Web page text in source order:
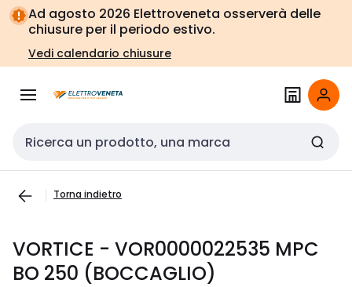
Vai alla
navigazione
Vai
alla
pagina
Ad agosto 2026 Elettroveneta osserverà delle
chiusure per il periodo estivo.
Vedi calendario chiusure
Cerca input
Torna indietro
VORTICE - VOR0000022535 MPC
BO 250 (BOCCAGLIO)